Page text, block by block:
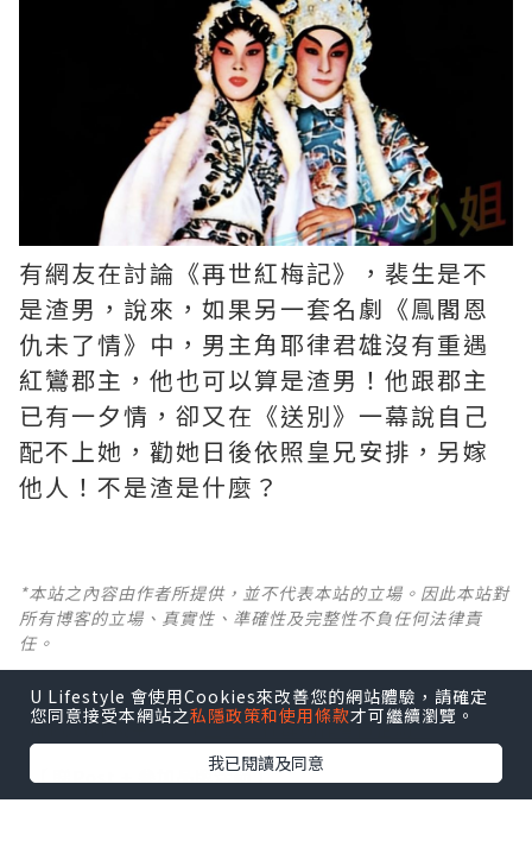
有網友在討論《再世紅梅記》，裴生是不
是渣男，說來，如果另一套名劇《鳯閣恩
仇未了情》中，男主角耶律君雄沒有重遇
紅鸞郡主，他也可以算是渣男！他跟郡主
已有一夕情，卻又在《送別》一幕說自己
配不上她，勸她日後依照皇兄安排，另嫁
他人！不是渣是什麼？ ​​​
*本站之內容由作者所提供，並不代表本站的立場。因此本站對
所有博客的立場、真實性、準確性及完整性不負任何法律責
任。
【 U Creator 招募 】
出Post賺現金獎賞 l登記《社群創作有價企劃》
【 睇Post + 參加品牌活動 】
瀏覽更多社群打卡丶旅遊丶美食丶親子丶寵物丶扮靚
U Lifestyle 會使用Cookies來改善您的網站體驗，請確定
您同意接受本網站之私隱政策和使用條款才可繼續瀏覽。
我已閱讀及同意